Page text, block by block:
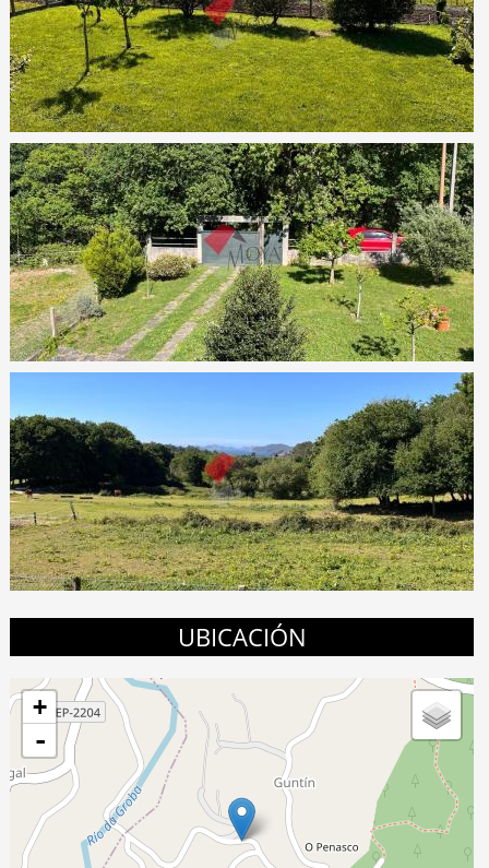
UBICACIÓN
+
-